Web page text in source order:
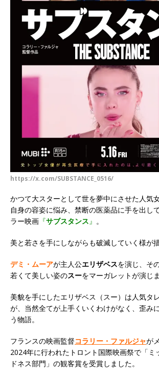
https://x.com/SUBSTANCE_0516/
かつて大スターとして世を夢中にさせた人気
自身の容姿に悩み、禁断の医薬品に手を出し
ラー映画 『サブスタンス 』 。
美と若さを手にしながらも破滅していく様が
デミ・ムーアが主人公エリザベスを演じ、そ
若くて美しい姿のスーをマーガレットが演じま
美貌を手にしたエリザベス（スー）は人気タ
が、当然全てが上手くいくわけがなく、歪み
う物語。
フランスの映画監督コラリー・ファルジャが
2024年に行われたトロント国際映画祭で「ミ
ドネス部門」の観客賞を受賞しました。